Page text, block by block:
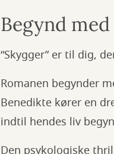
Begynd
“Skygger” er til dig,
Romanen begynder
Benedikte kører en
indtil hendes liv
Den psykologiske